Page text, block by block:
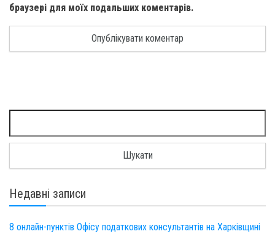
браузері для моїх подальших коментарів.
Недавні записи
8 онлайн-пунктів Офісу податкових консультантів на Харківщині